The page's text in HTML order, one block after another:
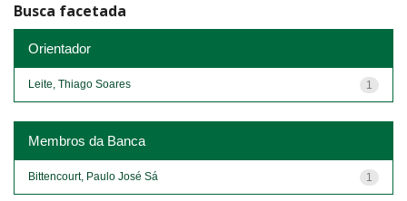
Busca facetada
Orientador
1
Leite, Thiago Soares
Membros da Banca
1
Bittencourt, Paulo José Sá